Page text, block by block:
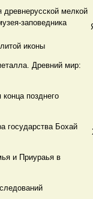
мелкой
заповедника
иконы
Древний мир:
позднего
государства Бохай
и Приураья в